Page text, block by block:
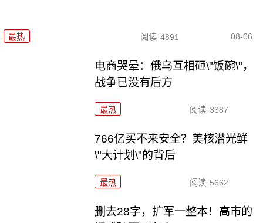
最热 阅读 4891 08-06
电商哭晕：俄乌互相砸\"饭碗\"，
战争已没有后方
最热 阅读 3387
766亿买不来安全？美核潜光鲜
\"大计划\"的背后
最热 阅读 5662
删去28字，扩军一整本！高市的